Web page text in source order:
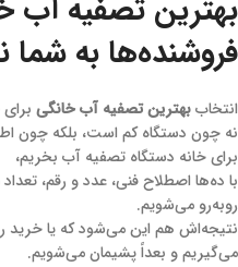
بهترین تصفیه آب
فروشنده‌ها به شما
انتخاببهترین تصفیه آب خانگی
نه چون دستگاه کم است، بلکه چون
برای خانه دستگاه تصفیه آب بخریم،
با ده‌ها اصطلاح فنی، عدد و رقم،
روبه‌رو می‌شویم.
نتیجه‌اش هم این می‌شود که یا خرید
می‌گیریم و بعداً پشیمان می‌شویم.